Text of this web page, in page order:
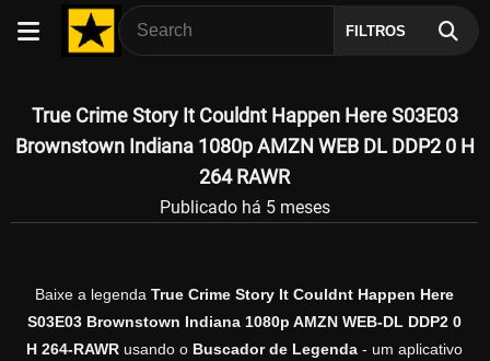
FILTROS
True Crime Story It Couldnt Happen Here S03E03
Brownstown Indiana 1080p AMZN WEB DL DDP2 0 H
264 RAWR
Publicado há 5 meses
Baixe a legenda True Crime Story It Couldnt Happen Here
S03E03 Brownstown Indiana 1080p AMZN WEB-DL DDP2 0
H 264-RAWR usando o Buscador de Legenda - um aplicativo